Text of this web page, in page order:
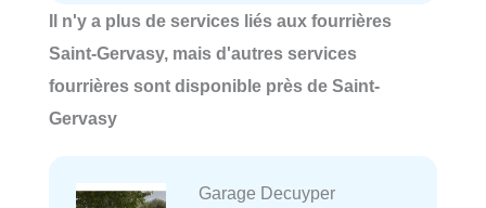
Il n'y a plus de services liés aux fourrières
Saint-Gervasy, mais d'autres services
fourrières sont disponible près de Saint-
Gervasy
Garage Decuyper